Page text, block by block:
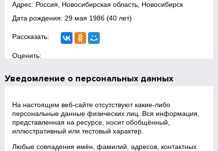
Адрес: Россия, Новосибирская область, Новосибирск
Дата рождения: 29 мая 1986 (40 лет)
Рассказать:
Оценить:
Уведомление о персональных данных
На настоящем веб‑сайте отсутствуют какие‑либо
персональные данные физических лиц. Вся информация,
представленная на ресурсе, носит обобщённый,
иллюстративный или тестовый характер.
Любые совпадения имён, фамилий, адресов, контактных